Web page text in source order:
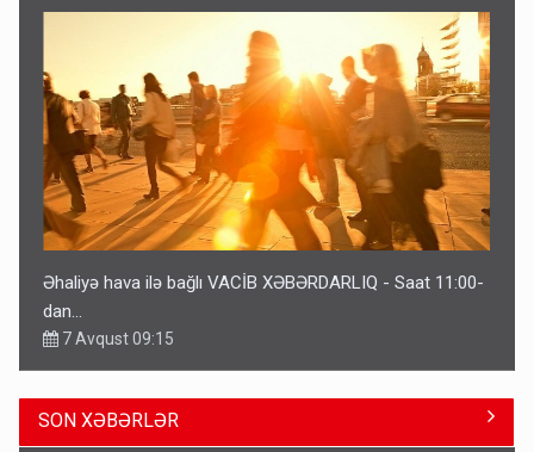
Əhaliyə hava ilə bağlı VACİB XƏBƏRDARLIQ - Saat 11:00-
dan…
7 Avqust 09:15
SON XƏBƏRLƏR